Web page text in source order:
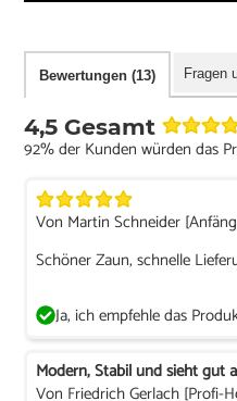
Bewertungen (13) Fragen
4,5 Gesamt
92% der Kunden würden das
Von Martin Schneider
Schöner Zaun, schnelle
Ja, ich empfehle das
Modern, Stabil und sieht gut
Von Friedrich Gerlach [Profi-